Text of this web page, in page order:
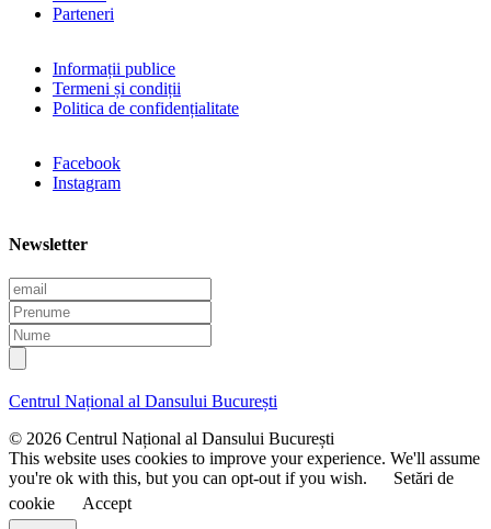
Parteneri
Informații publice
Termeni și condiții
Politica de confidențialitate
Facebook
Instagram
Newsletter
E
m
a
i
l
P
r
e
n
m
N
u
m
e
Centrul Național al Dansului București
© 2026 Centrul Național al Dansului București
This website uses cookies to improve your experience. We'll assume
you're ok with this, but you can opt-out if you wish.
Setări de
cookie
Accept